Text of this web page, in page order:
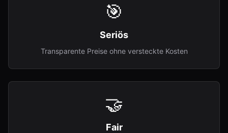
🎯
Seriös
Transparente Preise ohne versteckte Kosten
🤝
Fair